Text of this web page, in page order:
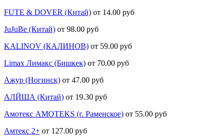
FUTE & DOVER (Китай) от 14.00 руб
JuJuBe (Китай) от 98.00 руб
KALINOV (КАЛИНОВ) от 59.00 руб
Limax Лимакс (Бишкек) от 70.00 руб
Ажур (Ногинск) от 47.00 руб
АЛЙША (Китай) от 19.30 руб
Амотекс AMOTEKS (г. Раменское) от 55.00 руб
Амтекс 2+ от 127.00 руб